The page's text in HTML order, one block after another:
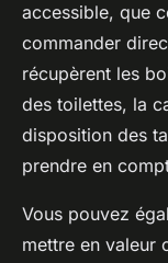
accessible, que
commander
récupèrent les
des toilettes, la
disposition des
prendre en
Vous pouvez
mettre en valeur